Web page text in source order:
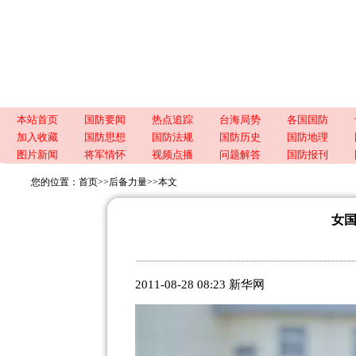
本站首页 国防要闻 热点追踪 台海局势 各国国防
加入收藏
国防思想 国防法规 国防历史 国防地理
图片新闻
将军情怀 视频点播 问题解答 国防报刊
您的位置： 首页>>后备力量>>本文
女
2011-08-28 08:23 新华网